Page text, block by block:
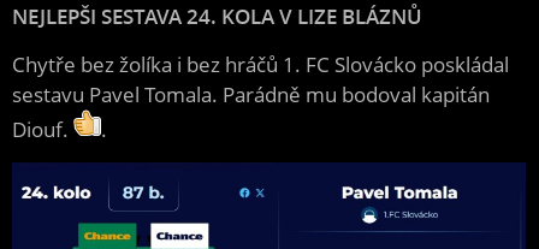
NEJLEPŠI SESTAVA 24. KOLA V LIZE BLÁZNŮ
Chytře bez žolíka i bez hráčů 1. FC Slovácko poskládal
sestavu Pavel Tomala. Parádně mu bodoval kapitán
Diouf.
.